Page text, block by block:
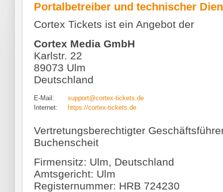
Portalbetreiber und technischer
Cortex Tickets ist ein Angebot der
Cortex Media GmbH
Karlstr. 22
89073 Ulm
Deutschland
E-Mail:
support@cortex-tickets.de
Internet:
https://cortex-tickets.de
Vertretungsberechtigter
Buchenscheit
Firmensitz: Ulm, Deutschland
Amtsgericht: Ulm
Registernummer: HRB 724230